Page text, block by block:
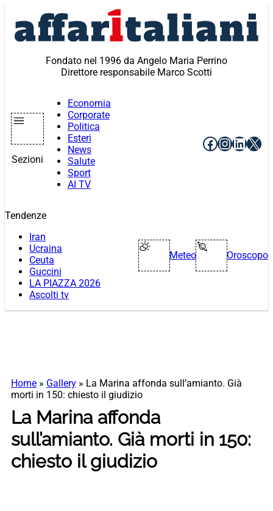
contenuto
Fondato nel 1996 da Angelo Maria Perrino
Direttore responsabile Marco Scotti
Sezioni
Economia
Corporate
Politica
Esteri
News
Salute
Sport
AI TV
Facebook
X
Tendenze
Iran
Ucraina
Ceuta
Guccini
LA PIAZZA 2026
Ascolti tv
Meteo Oroscopo
Home » Gallery » La Marina affonda sull’amianto. Già
morti in 150: chiesto il giudizio
La Marina affonda
sull’amianto. Già morti in 150:
chiesto il giudizio